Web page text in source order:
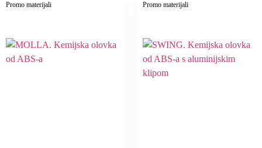
Promo materijali Promo materijali